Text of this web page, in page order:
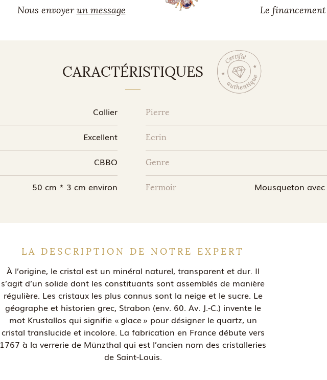
Nous envoyerun message
Le financement
CARACTÉRISTIQUES
Collier Pierre
Excellent Ecrin
CBBO Genre
50 cm * 3 cm environ Fermoir Mousqueton
LA DESCRIPTION DE NOTRE EXPERT
À l’origine, le cristal est un minéral naturel, transparent et dur. Il
s’agit d’un solide dont les constituants sont assemblés de manière
régulière. Les cristaux les plus connus sont la neige et le sucre. Le
géographe et historien grec, Strabon (env. 60. Av. J.-C.) invente le
mot Krustallos qui signifie « glace » pour désigner le quartz, un
cristal translucide et incolore. La fabrication en France débute vers
1767 à la verrerie de Münzthal qui est l’ancien nom des cristalleries
de Saint-Louis.